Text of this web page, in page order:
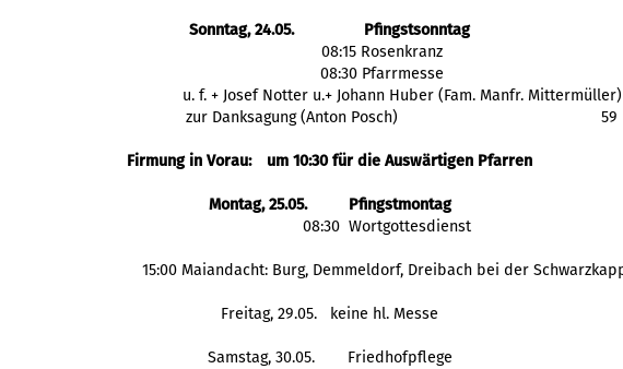
Sonntag, 24.05.
Pfingstsonntag
08:15 Rosenkranz
08:30 Pfarrmesse
u. f. + Josef Notter u.+ Johann Huber (Fam. Manfr. Mittermüller)
zur Danksagung (Anton Posch)
59
Firmung in Vorau: um 10:30 für die Auswärtigen Pfarren
Montag, 25.05.
Pfingstmontag
  08:30  Wortgottesdienst
15:00 Maiandacht: Burg, Demmeldorf, Dreibach bei der
Freitag, 29.05. keine hl. Messe
Samstag, 30.05.
Friedhofpflege